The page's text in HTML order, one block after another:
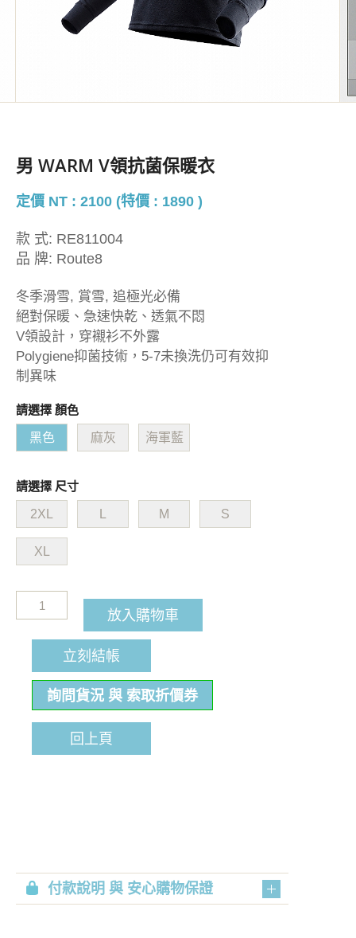
男 WARM V領抗菌保暖衣
定價 NT : 2100 (特價 : 1890 )
款 式: RE811004
品 牌: Route8
冬季滑雪, 賞雪, 追極光必備
絕對保暖、急速快乾、透氣不悶
V領設計，穿襯衫不外露
Polygiene抑菌技術，5-7未換洗仍可有效抑
制異味
請選擇 顏色
黑色 麻灰 海軍藍
請選擇 尺寸
2XL M S
XL
放入購物車
立刻結帳
詢問貨況 與 索取折價券
回上頁
付款說明 與 安心購物保證